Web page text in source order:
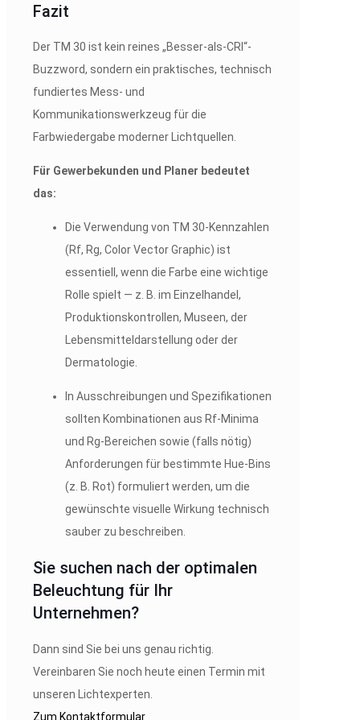
Fazit
Der TM 30 ist kein reines „Besser-als-CRI“-
Buzzword, sondern ein praktisches, technisch
fundiertes Mess- und
Kommunikationswerkzeug für die
Farbwiedergabe moderner Lichtquellen.
Für Gewerbekunden und Planer bedeutet
das:
Die Verwendung von TM 30-Kennzahlen
(Rf, Rg, Color Vector Graphic) ist
essentiell, wenn die Farbe eine wichtige
Rolle spielt — z. B. im Einzelhandel,
Produktionskontrollen, Museen, der
Lebensmitteldarstellung oder der
Dermatologie.
In Ausschreibungen und Spezifikationen
sollten Kombinationen aus Rf-Minima
und Rg-Bereichen sowie (falls nötig)
Anforderungen für bestimmte Hue-Bins
(z. B. Rot) formuliert werden, um die
gewünschte visuelle Wirkung technisch
sauber zu beschreiben.
Sie suchen nach der optimalen
Beleuchtung für Ihr
Unternehmen?
Dann sind Sie bei uns genau richtig.
Vereinbaren Sie noch heute einen Termin mit
unseren Lichtexperten.
Zum Kontaktformular